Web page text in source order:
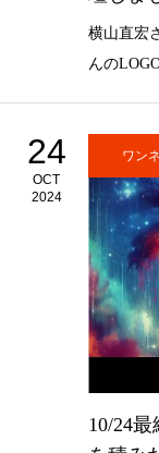
横山直宏
んの
24
OCT
2024
ワン
10/24